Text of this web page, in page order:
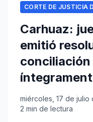
CORTE DE JUSTICIA
Carhuaz:
emitió
miércoles, 17 de julio
2 min de lectura